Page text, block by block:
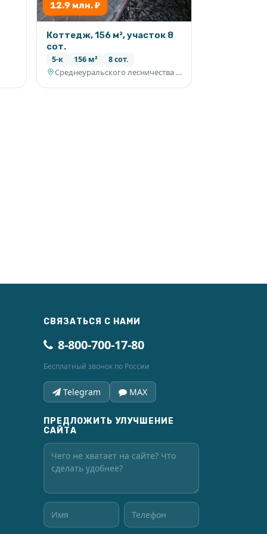
12.9 млн. ₽
Коттедж, 156 м², участок 8
сот.
5-к 156 м² 8 сот.
Среднеуральского лесничества Уралмашевского лесхоза, СНТ №8
СВЯЗАТЬСЯ С НАМИ
8-800-700-17-80
Бесплатный звонок по России
Telegram MAX
ПРЕДЛОЖИТЬ УЛУЧШЕНИЕ
САЙТА